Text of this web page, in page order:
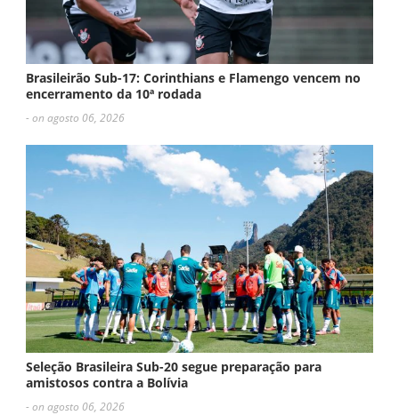
Brasileirão Sub-17: Corinthians e Flamengo vencem no
encerramento da 10ª rodada
- on agosto 06, 2026
Seleção Brasileira Sub-20 segue preparação para
amistosos contra a Bolívia
- on agosto 06, 2026